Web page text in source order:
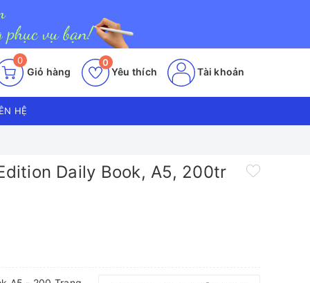
0
Giỏ hàng Yêu thích
0
Tài khoản
HỆ
Daily Book, A5, 200tr